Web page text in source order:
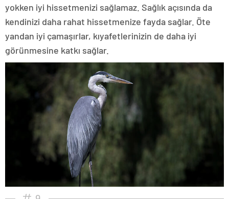
yokken iyi hissetmenizi sağlamaz. Sağlık açısında da
kendinizi daha rahat hissetmenize fayda sağlar. Öte
yandan iyi çamaşırlar, kıyafetlerinizin de daha iyi
görünmesine katkı sağlar.